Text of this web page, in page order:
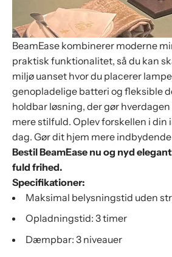
BeamEase kombinerer moderne
praktisk funktionalitet, så du kan
miljø uanset hvor du placerer
genopladelige batteri og fleksible
holdbar løsning, der gør
mere stilfuld. Oplev forskellen i din
dag. Gør dit hjem mere
Bestil BeamEase nu og nyd
fuld frihed.
Specifikationer:
Maksimal belysningstid uden
Opladningstid: 3 timer
Dæmpbar: 3 niveauer